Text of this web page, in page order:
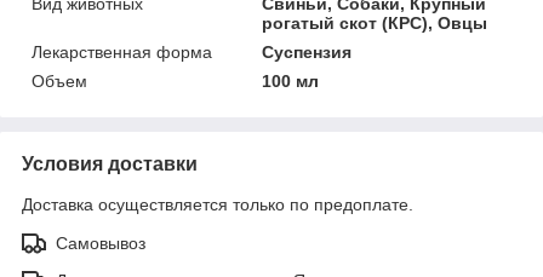
рогатый скот (КРС), Овцы
Лекарственная форма
Суспензия
Объем
100 мл
Условия доставки
Доставка осуществляется только по предоплате.
Самовывоз